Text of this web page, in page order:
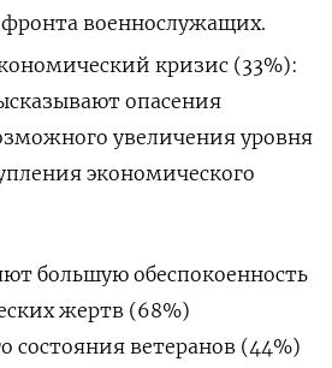
военнослужащих.
кризис (33%):
опасения
увеличения уровня
экономического
большую обеспокоенность
жертв (68%)
состояния ветеранов (44%)